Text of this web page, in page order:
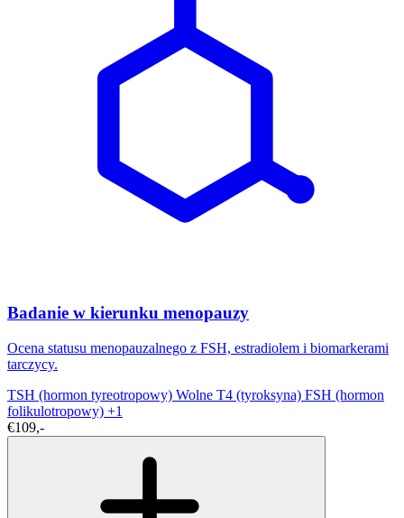
Badanie w kierunku menopauzy
Ocena statusu menopauzalnego z FSH, estradiolem i biomarkerami
tarczycy.
TSH (hormon tyreotropowy) Wolne T4 (tyroksyna) FSH (hormon
folikulotropowy) +1
€109,-